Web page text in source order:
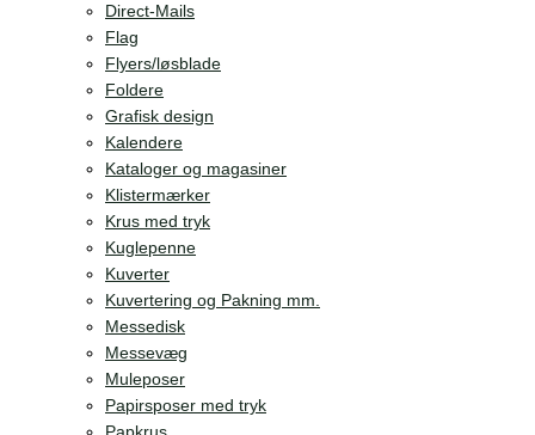
Direct-Mails
Flag
Flyers/løsblade
Foldere
Grafisk design
Kalendere
Kataloger og magasiner
Klistermærker
Krus med tryk
Kuglepenne
Kuverter
Kuvertering og Pakning mm.
Messedisk
Messevæg
Muleposer
Papirsposer med tryk